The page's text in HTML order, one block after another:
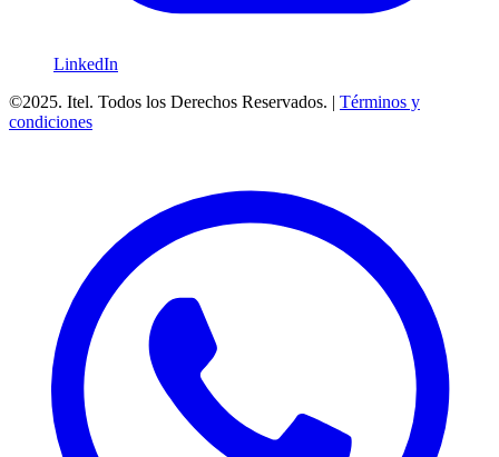
LinkedIn
©2025. Itel. Todos los Derechos Reservados. | Términos y
condiciones